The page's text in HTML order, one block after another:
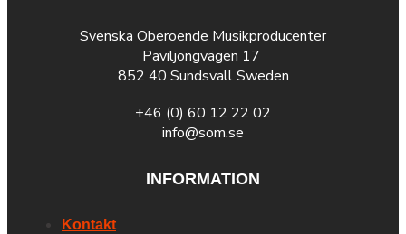
Svenska Oberoende Musikproducenter
Paviljongvägen 17
852 40 Sundsvall Sweden
+46 (0) 60 12 22 02
info@som.se
INFORMATION
Kontakt